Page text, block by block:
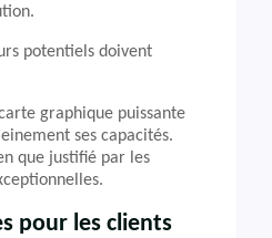
potentiels doivent
graphique puissante
ses capacités.
que justifié par les
pour les clients